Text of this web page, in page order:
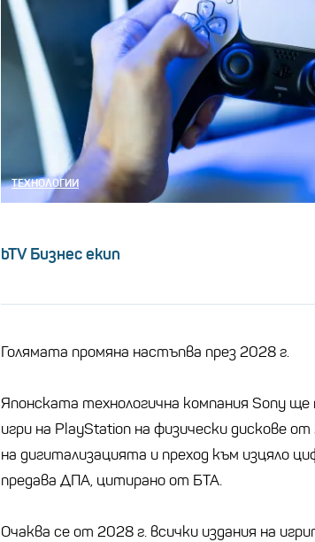
ТЕХНОЛОГИИ
bTV Бизнес екип
Голямата промяна настъпва през 2028 г.
Японската технологична компания Sony
игри на PlayStation на физически дискове
на дигитализацията и преход към изцяло
предава ДПА, цитирано от БТА.
Очаква се от 2028 г. всички издания на